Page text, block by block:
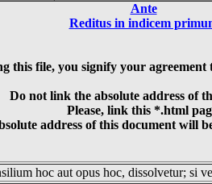
Ante
Reditus in indicem
this file, you signify your agreement
Do not link the absolute address of
Please, link this *.html
address of this document will
hoc aut opus hoc, dissolvetur; si